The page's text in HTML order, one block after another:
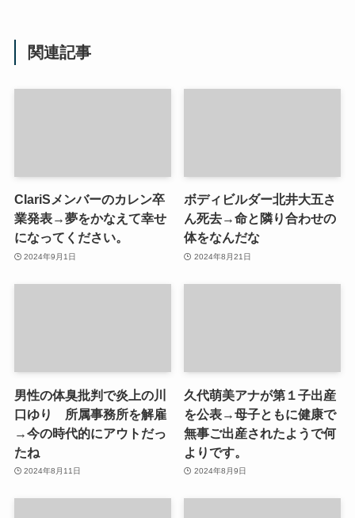
関連記事
ClariSメンバーのカレン卒
業発表→夢をかなえて幸せ
になってください。
2024年9月1日
ボディビルダー北井大五さ
ん死去→命と隣り合わせの
体をなんだな
2024年8月21日
男性の体臭批判で炎上の川
口ゆり 所属事務所を解雇
→今の時代的にアウトだっ
たね
2024年8月11日
久代萌美アナが第１子出産
を公表→母子ともに健康で
無事ご出産されたようで何
よりです。
2024年8月9日